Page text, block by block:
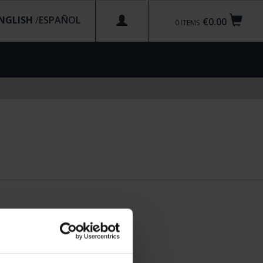
€0.00
0 ITEMS
/